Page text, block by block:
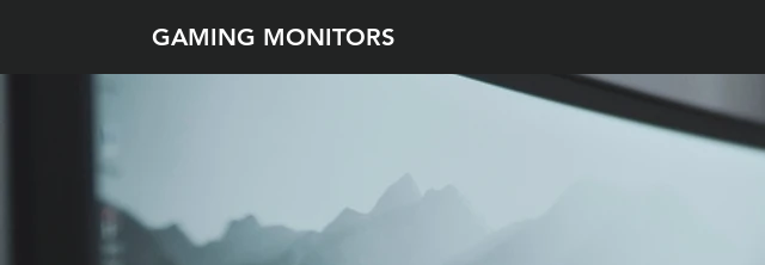
GAMING MONITORS